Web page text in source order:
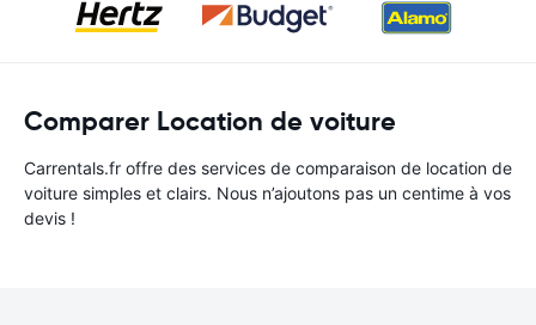
Comparer Location de voiture
Carrentals.fr offre des services de comparaison de location de
voiture simples et clairs. Nous n’ajoutons pas un centime à vos
devis !